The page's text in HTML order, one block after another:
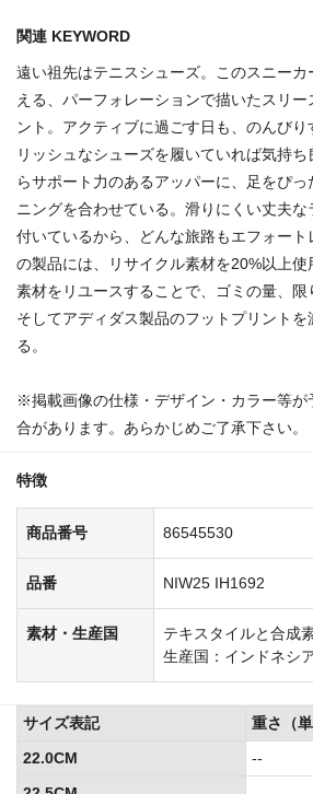
関連 KEYWORD
遠い祖先はテニスシューズ。このスニー
える、パーフォレーションで描いたスリ
ント。アクティブに過ごす日も、のんび
リッシュなシューズを履いていれば気持
らサポート力のあるアッパーに、足をぴ
ニングを合わせている。滑りにくい丈夫
付いているから、どんな旅路もエフォート
の製品には、リサイクル素材を20%以上
素材をリユースすることで、ゴミの量、限
そしてアディダス製品のフットプリント
る。
※掲載画像の仕様・デザイン・カラー等が
合があります。あらかじめご了承下さい。
特徴
商品番号 86545530
品番 NIW25 IH1692
素材・生産国
テキスタイルと合成
生産国：インドネシ
サイズ表記
重さ（単
22.0CM
--